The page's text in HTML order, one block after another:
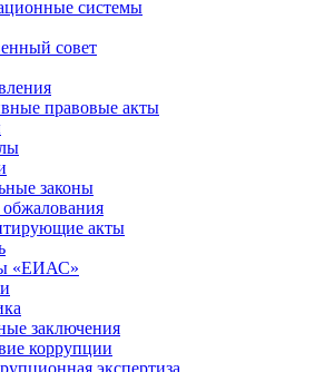
системы
совет
правовые акты
законы
акты
«ЕИАС»
заключения
коррупции
экспертиза